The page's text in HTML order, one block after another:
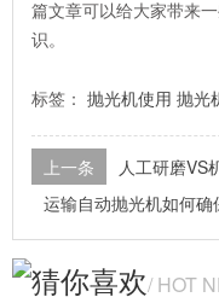
篇文章可以给大家带来
识。
标签： 抛光机使用 抛光
上一条
人工研磨VS
运输自动抛光机如何确
猜你喜欢/ HOT